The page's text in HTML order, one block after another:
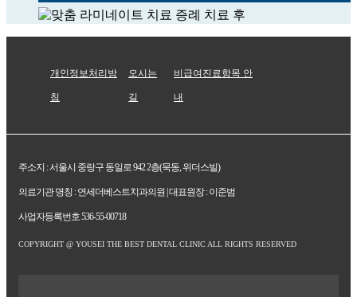
개인정보처리방
침
오시는
길
비급여진료항목 안
내
주소지 : 서울시 중랑구 동일로 942 2층(묵동, 위더스빌)
의료기관 명칭 : 연세더베스트치과의원 | 대표원장 : 이준범
사업자등록번호 536-55-00718
COPYRIGHT @ YOUSEI THE BEST DENTAL CLINIC ALL RIGHTS RESERVED